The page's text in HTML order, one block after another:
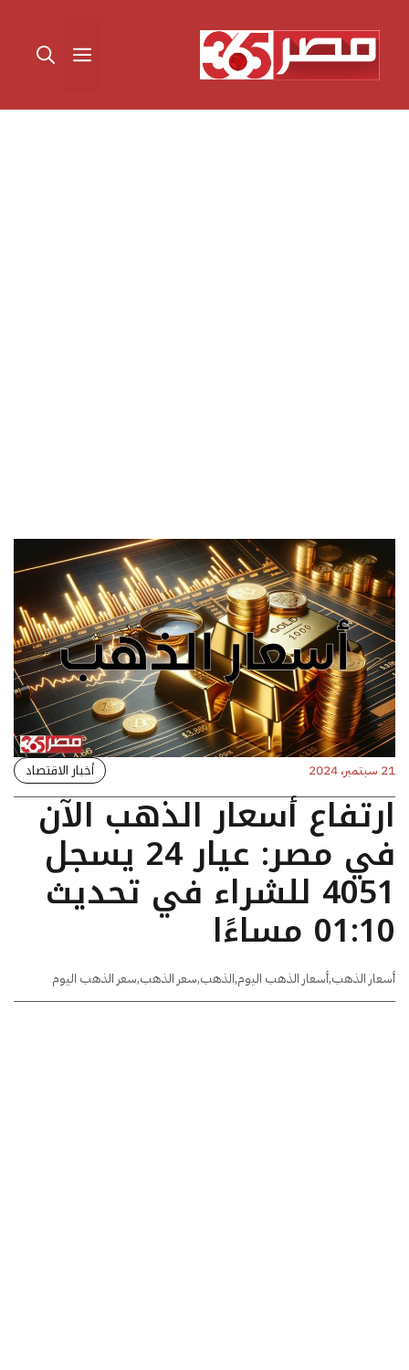
المحتوى القائمة
21 سبتمبر، 2024 أخبار الاقتصاد
ارتفاع أسعار الذهب الآن
في مصر: عيار 24 يسجل
4051 للشراء في تحديث
01:10 مساءًا
أسعار الذهب,أسعار الذهب اليوم,الذهب,سعر الذهب,سعر الذهب اليوم